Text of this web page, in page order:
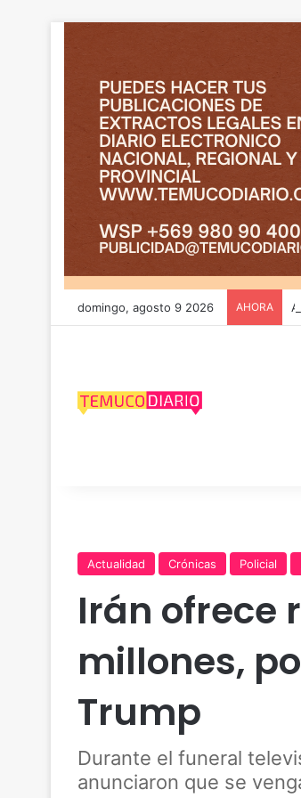
domingo, agosto 9 2026 AHORA
Actualidad Crónicas Policial
Irán ofrece
millones,
Trump
Durante el funeral
anunciaron que se